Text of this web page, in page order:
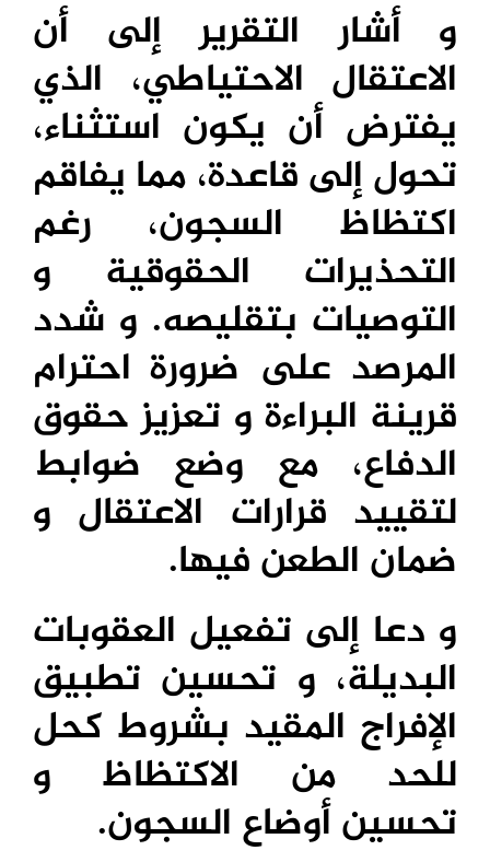
و أشار التقرير إلى أن
الاعتقال الاحتياطي، الذي
يفترض أن يكون استثناء،
تحول إلى قاعدة، مما يفاقم
اكتظاظ السجون، رغم
التحذيرات الحقوقية و
التوصيات بتقليصه. و شدد
المرصد على ضرورة احترام
قرينة البراءة و تعزيز حقوق
الدفاع، مع وضع ضوابط
لتقييد قرارات الاعتقال و
ضمان الطعن فيها.
و دعا إلى تفعيل العقوبات
البديلة، و تحسين تطبيق
الإفراج المقيد بشروط كحل
للحد من الاكتظاظ و
تحسين أوضاع السجون.